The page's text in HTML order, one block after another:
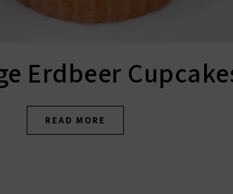
Erdbeer
READ MORE